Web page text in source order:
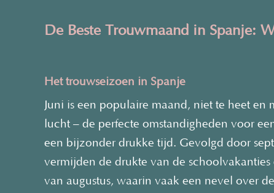
De Beste Trouwmaand in Spanje:
Het trouwseizoen in Spanje
Juni is een populaire maand, niet te heet en
lucht – de perfecte omstandigheden voor
een bijzonder drukke tijd. Gevolgd door
vermijden de drukte van de
van augustus, waarin vaak een nevel over